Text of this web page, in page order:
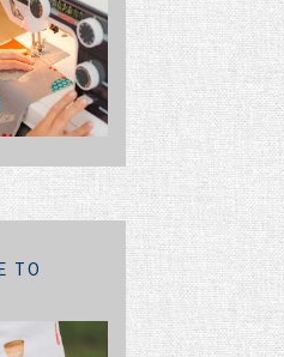
TO